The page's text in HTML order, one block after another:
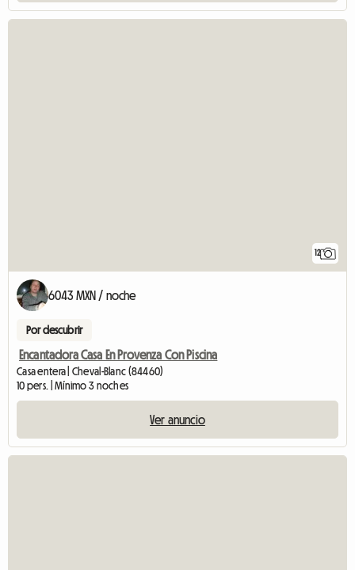
12
6043 MXN / noche
Por descubrir
Encantadora Casa En Provenza Con Piscina
Casa entera | Cheval-Blanc (84460)
10 pers. | Mínimo 3 noches
Ver anuncio